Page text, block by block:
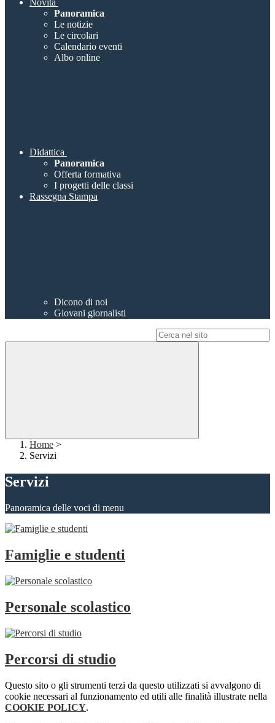
Novità
Panoramica
Le notizie
Le circolari
Calendario eventi
Albo online
Didattica
Panoramica
Offerta formativa
I progetti delle classi
Rassegna Stampa
Dicono di noi
Giovani giornalisti
Home >
Servizi
Servizi
Panoramica delle voci di menu
Famiglie e studenti
Personale scolastico
Percorsi di studio
Questo sito o gli strumenti terzi da questo utilizzati si avvalgono di
cookie necessari al funzionamento ed utili alle finalità illustrate nella
COOKIE POLICY.